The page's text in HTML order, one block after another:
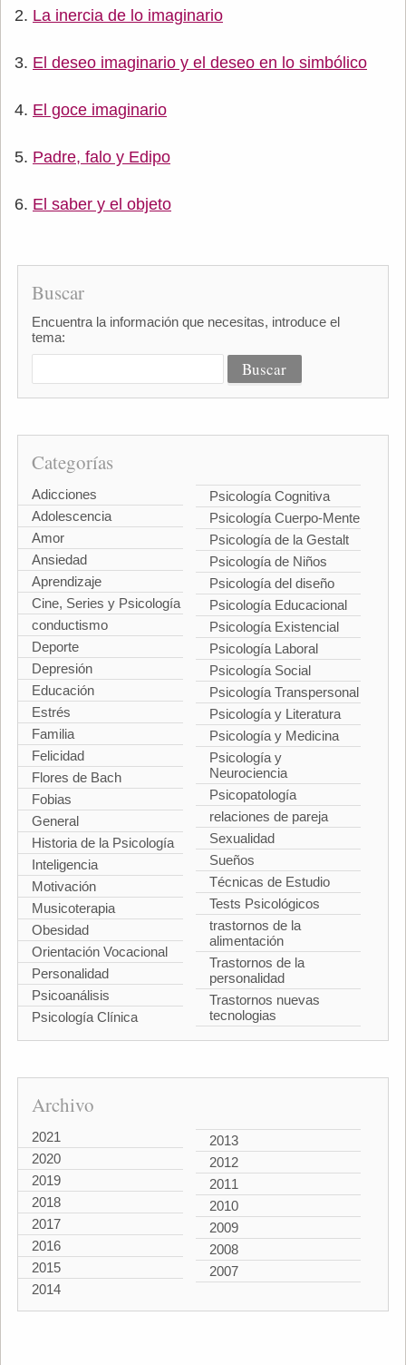
La inercia de lo imaginario
El deseo imaginario y el deseo en lo simbólico
El goce imaginario
Padre, falo y Edipo
El saber y el objeto
Buscar
Encuentra la información que necesitas, introduce el
tema:
Categorías
Adicciones
Adolescencia
Amor
Ansiedad
Aprendizaje
Cine, Series y Psicología
conductismo
Deporte
Depresión
Educación
Estrés
Familia
Felicidad
Flores de Bach
Fobias
General
Historia de la Psicología
Inteligencia
Motivación
Musicoterapia
Obesidad
Orientación Vocacional
Personalidad
Psicoanálisis
Psicología Clínica
Psicología Cognitiva
Psicología Cuerpo-Mente
Psicología de la Gestalt
Psicología de Niños
Psicología del diseño
Psicología Educacional
Psicología Existencial
Psicología Laboral
Psicología Social
Psicología Transpersonal
Psicología y Literatura
Psicología y Medicina
Psicología y
Neurociencia
Psicopatología
relaciones de pareja
Sexualidad
Sueños
Técnicas de Estudio
Tests Psicológicos
trastornos de la
alimentación
Trastornos de la
personalidad
Trastornos nuevas
tecnologias
Archivo
2021
2020
2019
2018
2017
2016
2015
2014
2013
2012
2011
2010
2009
2008
2007